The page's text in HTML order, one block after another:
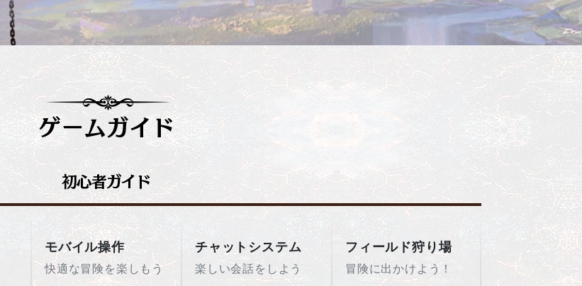
モバイル操作
快適な冒険を楽しもう
チャットシステム
楽しい会話をしよう
フィールド狩り場
冒険に出かけよう！